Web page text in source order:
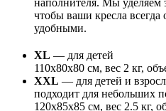
чтобы ваши кресла
удобными.
XL — для детей
110х80х80 см, вес 2 кг,
XXL — для детей и
подходит для небольших
120х85х85 см, вес 2.5 кг,